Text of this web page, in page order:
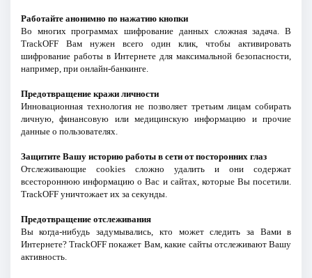
Работайте анонимно по нажатию кнопки
Во многих программах шифрование данных сложная задача. В
TrackOFF Вам нужен всего один клик, чтобы активировать
шифрование работы в Интернете для максимальной безопасности,
например, при онлайн-банкинге.
Предотвращение кражи личности
Инновационная технология не позволяет третьим лицам собирать
личную, финансовую или медицинскую информацию и прочие
данные о пользователях.
Защитите Вашу историю работы в сети от посторонних глаз
Отслеживающие cookies сложно удалить и они содержат
всестороннюю информацию о Вас и сайтах, которые Вы посетили.
TrackOFF уничтожает их за секунды.
Предотвращение отслеживания
Вы когда-нибудь задумывались, кто может следить за Вами в
Интернете? TrackOFF покажет Вам, какие сайты отслеживают Вашу
активность.